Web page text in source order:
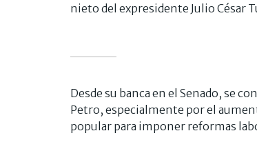
nieto del expresidente Julio César
Desde su banca en el Senado, se
Petro, especialmente por el
popular para imponer reformas